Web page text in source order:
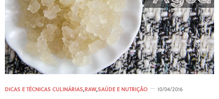
DICAS E TÉCNICAS CULINÁRIAS,RAW,SAÚDE E NUTRIÇÃO 10/04/2016